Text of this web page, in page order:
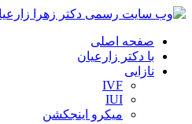
صفحه اصلی
با دکتر زارعیان
نازایی
IVF
IUI
میکرو اینجکشن